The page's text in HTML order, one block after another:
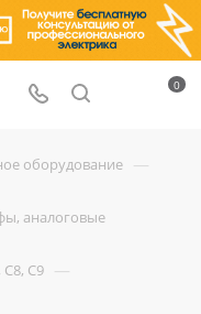
0
оборудование —
аналоговые
С9 —